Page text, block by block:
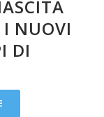
I NUOVI
DI